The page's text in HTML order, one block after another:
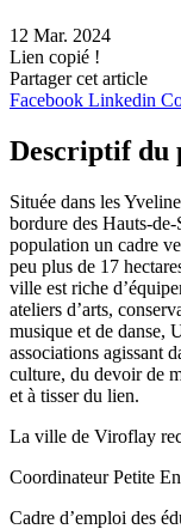
12 Mar. 2024
Lien copié !
Partager cet article
Facebook Linkedin
Descriptif du
Située dans les
bordure des Hauts-
population un cadre
peu plus de 17
ville est riche
ateliers d’arts,
musique et de danse,
associations agissant
culture, du devoir de
et à tisser du lien.
La ville de Viroflay
Coordinateur Petite
Cadre d’emploi des